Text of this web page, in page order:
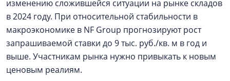
изменению сложившейся ситуации на рынке складов
в 2024 году. При относительной стабильности в
макроэкономике в NF Group прогнозируют рост
запрашиваемой ставки до 9 тыс. руб./кв. м в год и
выше. Участникам рынка нужно привыкать к новым
ценовым реалиям.